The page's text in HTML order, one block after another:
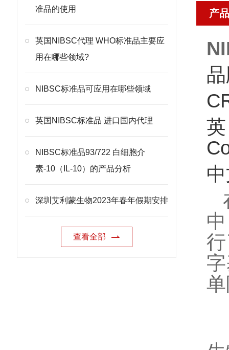
准品的使用
英国NIBSC代理 WHO标准品主要应
用在哪些领域?
NIBSC标准品可应用在哪些领域
英国NIBSC标准品 进口国内代理
NIBSC标准品93/722 白细胞介
素-10（IL-10）的产品分析
深圳艾利蒙生物2023年春年假期安排
查看全部
产